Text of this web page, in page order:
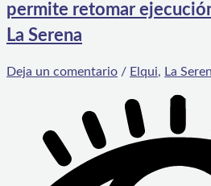
permite retomar
La Serena
Deja un comentario / Elqui, La